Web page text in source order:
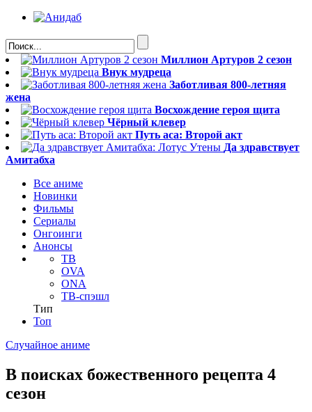
Миллион Артуров 2 сезон
Внук мудреца
Заботливая 800-летняя
жена
Восхождение героя щита
Чёрный клевер
Путь аса: Второй акт
Да здравствует
Амитабха
Все аниме
Новинки
Фильмы
Сериалы
Онгоинги
Анонсы
ТВ
OVA
ONA
ТВ-спэшл
Тип
Топ
Случайное аниме
В поисках божественного рецепта 4
сезон